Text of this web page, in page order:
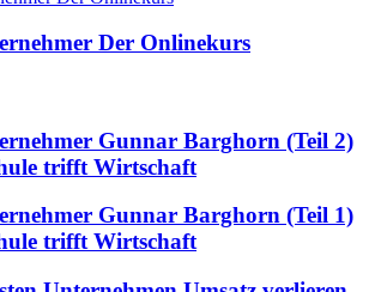
Der Onlinekurs
Gunnar Barghorn (Teil 2)
trifft Wirtschaft
Gunnar Barghorn (Teil 1)
trifft Wirtschaft